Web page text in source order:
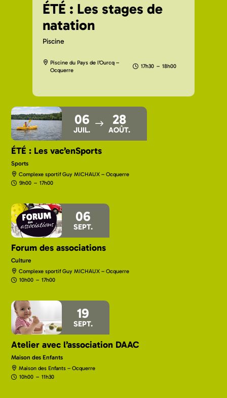
ÉTÉ : Les stages de
natation
Piscine
Piscine du Pays de l’Ourcq –
Ocquerre
17h30 – 18h00
ÉTÉ : Les vac’enSports
Sports
Complexe sportif Guy MICHAUX – Ocquerre
9h00 – 17h00
06
JUIL.
28
AOÛT.
Forum des associations
Culture
Complexe sportif Guy MICHAUX – Ocquerre
10h00 – 17h00
06
SEPT.
Atelier avec l’association DAAC
Maison des Enfants
Maison des Enfants – Ocquerre
10h00 – 11h30
19
SEPT.